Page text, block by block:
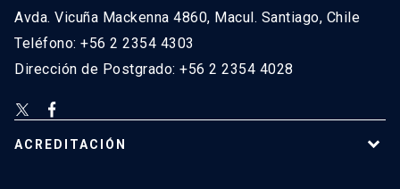
Avda. Vicuña Mackenna 4860, Macul. Santiago, Chile
Teléfono: +56 2 2354 4303
Dirección de Postgrado: +56 2 2354 4028
ACREDITACIÓN